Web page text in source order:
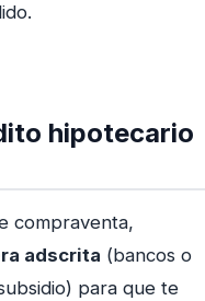
hipotecario
compraventa,
adscrita (bancos o
para que te